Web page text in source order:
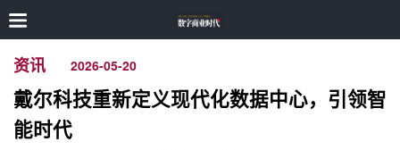
资讯 2026-05-20
戴尔科技重新定义现代化数据中心，引领智
能时代